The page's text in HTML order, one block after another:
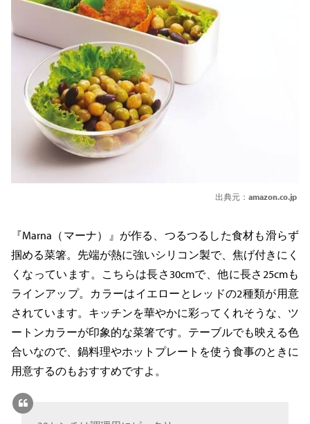
出典元： amazon.co.jp
『Marna（マーナ）』が作る、つるつるした食材も滑らず
掴める菜箸。先端が熱に強いシリコン製で、焦げ付きにく
くなっています。こちらは長さ30cmで、他に長さ25cmも
ラインアップ。カラーはイエローとレッドの2種類が用意
されています。キッチンを華やかに彩ってくれそうな、ツ
ートンカラーが印象的な菜箸です。テーブルでも映える色
合いなので、鍋料理やホットプレートを使う食事のときに
用意するのもおすすめですよ。